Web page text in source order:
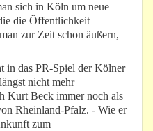
sich in Köln um neue
die Öffentlichkeit
zur Zeit schon äußern,
in das PR-Spiel der Kölner
nicht mehr
Kurt Beck immer noch als
Rheinland-Pfalz. - Wie er
zum